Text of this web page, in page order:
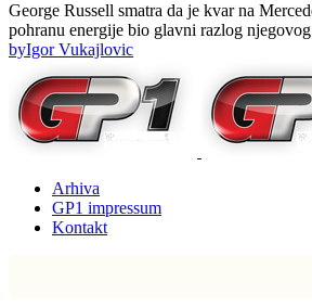
George Russell smatra da je kvar na
pohranu energije bio glavni razlog
byIgor Vukajlovic
Arhiva
GP1 impressum
Kontakt